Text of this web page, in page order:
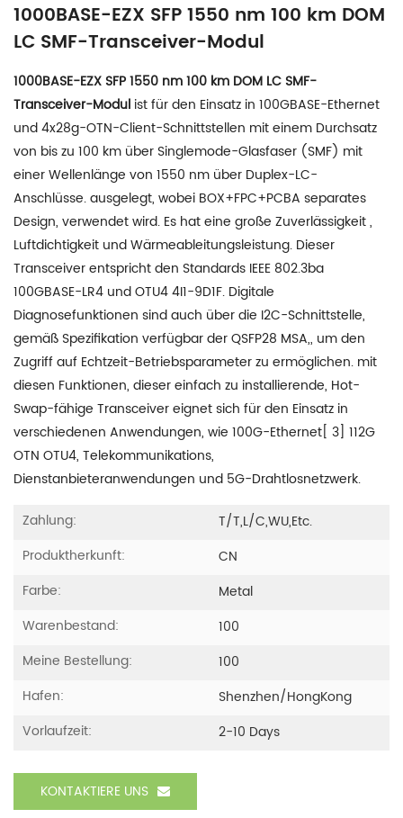
1000BASE-EZX SFP 1550 nm 100 km DOM
LC SMF-Transceiver-Modul
1000BASE-EZX SFP 1550 nm 100 km DOM LC SMF-
Transceiver-Modul ist für den Einsatz in 100GBASE-Ethernet
und 4x28g-OTN-Client-Schnittstellen mit einem Durchsatz
von bis zu 100 km über Singlemode-Glasfaser (SMF) mit
einer Wellenlänge von 1550 nm über Duplex-LC-
Anschlüsse. ausgelegt, wobei BOX+FPC+PCBA separates
Design, verwendet wird. Es hat eine große Zuverlässigkeit ,
Luftdichtigkeit und Wärmeableitungsleistung. Dieser
Transceiver entspricht den Standards IEEE 802.3ba
100GBASE-LR4 und OTU4 4I1-9D1F. Digitale
Diagnosefunktionen sind auch über die I2C-Schnittstelle,
gemäß Spezifikation verfügbar der QSFP28 MSA,, um den
Zugriff auf Echtzeit-Betriebsparameter zu ermöglichen. mit
diesen Funktionen, dieser einfach zu installierende, Hot-
Swap-fähige Transceiver eignet sich für den Einsatz in
verschiedenen Anwendungen, wie 100G-Ethernet[ 3] 112G
OTN OTU4, Telekommunikations,
Dienstanbieteranwendungen und 5G-Drahtlosnetzwerk.
Zahlung:
T/T,L/C,WU,etc.
Produktherkunft:
CN
Farbe:
Metal
Warenbestand:
100
Meine Bestellung:
100
Hafen:
Shenzhen/HongKong
Vorlaufzeit:
2-10 Days
KONTAKTIERE UNS